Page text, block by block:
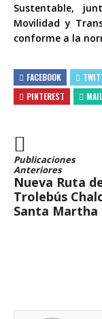
Sustentable,
Movilidad y
conforme a la
FACEBOOK
PINTEREST
MAIL
Publicaciones
Anteriores
Nueva Ruta
Trolebús
Santa Martha